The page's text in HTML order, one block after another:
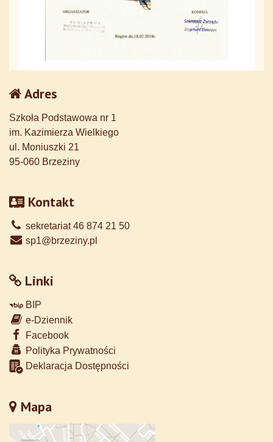
Adres
Szkoła Podstawowa nr 1
im. Kazimierza Wielkiego
ul. Moniuszki 21
95-060 Brzeziny
Kontakt
sekretariat 46 874 21 50
sp1@brzeziny.pl
Linki
BIP
e-Dziennik
Facebook
Polityka Prywatności
Deklaracja Dostępności
Mapa